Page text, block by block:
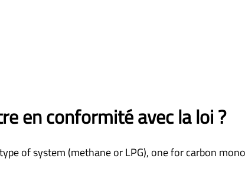
en conformité avec la loi ?
of system (methane or LPG), one for carbon